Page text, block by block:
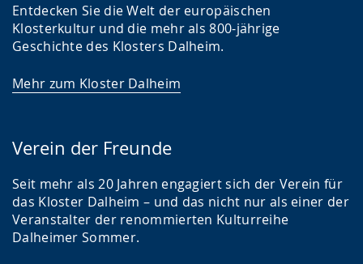
Entdecken Sie die Welt der europäischen
Klosterkultur und die mehr als 800-jährige
Geschichte des Klosters Dalheim.
Mehr zum Kloster Dalheim
Verein der Freunde
Seit mehr als 20 Jahren engagiert sich der Verein für
das Kloster Dalheim – und das nicht nur als einer der
Veranstalter der renommierten Kulturreihe
Dalheimer Sommer.